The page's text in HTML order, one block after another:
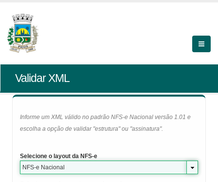
Validar XML
Informe um XML válido no padrão NFS-e Nacional versão 1.01 e
escolha a opção de validar "estrutura" ou "assinatura".
Selecione o layout da NFS-e
NFS-e Nacional